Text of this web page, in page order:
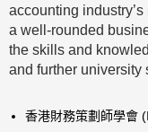
accounting
a well-rounded
the skills and
and further university
香港財務策劃師學會